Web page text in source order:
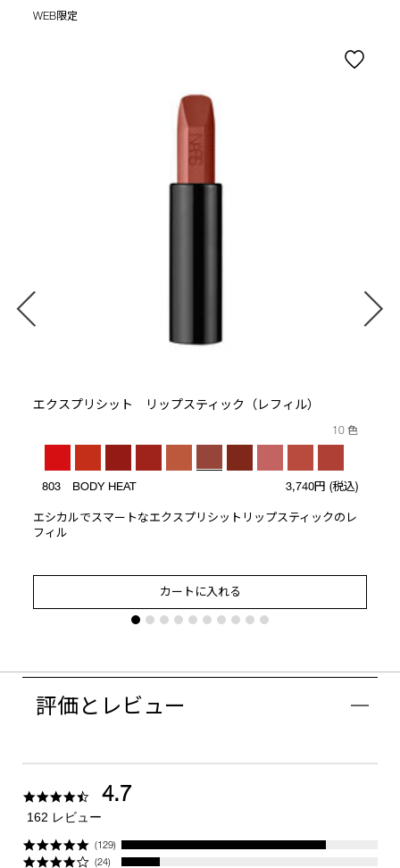
WEB限定
エクスプリシット リップスティック（レフィル）
10 色
803 BODY HEAT 3,740円 (税込)
エシカルでスマートなエクスプリシットリップスティックのレ
フィル
カートに入れる
評価とレビュー
4.7
star
4.7
162 レビュー
(129)
(24)